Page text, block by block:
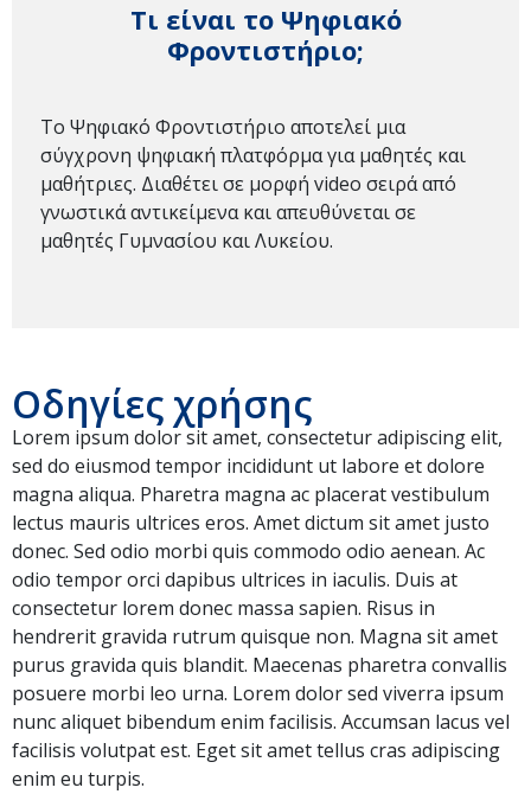
Οδηγίες χρήσης
Lorem ipsum dolor sit amet, consectetur adipiscing elit,
sed do eiusmod tempor incididunt ut labore et dolore
magna aliqua. Pharetra magna ac placerat vestibulum
lectus mauris ultrices eros. Amet dictum sit amet justo
donec. Sed odio morbi quis commodo odio aenean. Ac
odio tempor orci dapibus ultrices in iaculis. Duis at
consectetur lorem donec massa sapien. Risus in
hendrerit gravida rutrum quisque non. Magna sit amet
purus gravida quis blandit. Maecenas pharetra convallis
posuere morbi leo urna. Lorem dolor sed viverra ipsum
nunc aliquet bibendum enim facilisis. Accumsan lacus vel
facilisis volutpat est. Eget sit amet tellus cras adipiscing
enim eu turpis.
Τι είναι το Ψηφιακό
Φροντιστήριο;
Το Ψηφιακό Φροντιστήριο αποτελεί μια
σύγχρονη ψηφιακή πλατφόρμα για μαθητές και
μαθήτριες. Διαθέτει σε μορφή video σειρά από
γνωστικά αντικείμενα και απευθύνεται σε
μαθητές Γυμνασίου και Λυκείου.